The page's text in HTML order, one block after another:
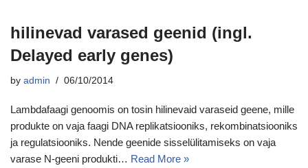
hilinevad varased geenid (ingl.
Delayed early genes)
by admin 06/10/2014
Lambdafaagi genoomis on tosin hilinevaid varaseid geene, mille
produkte on vaja faagi DNA replikatsiooniks, rekombinatsiooniks
ja regulatsiooniks. Nende geenide sisselülitamiseks on vaja
varase N-geeni produkti… Read More »